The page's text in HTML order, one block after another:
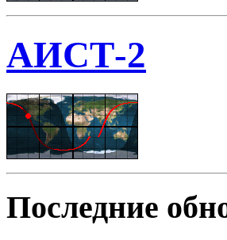
АИСТ-2
Последние